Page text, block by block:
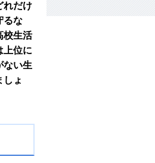
れだけ
るな
校生活
上位に
ない生
ょ